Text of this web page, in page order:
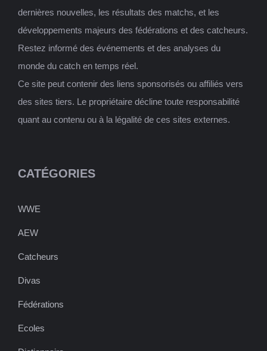
dernières nouvelles, les résultats des matchs, et les
développements majeurs des fédérations et des catcheurs.
Restez informé des événements et des analyses du
monde du catch en temps réel.
Ce site peut contenir des liens sponsorisés ou affiliés vers
des sites tiers. Le propriétaire décline toute responsabilité
quant au contenu ou à la légalité de ces sites externes.
CATÉGORIES
WWE
AEW
Catcheurs
Divas
Fédérations
Ecoles